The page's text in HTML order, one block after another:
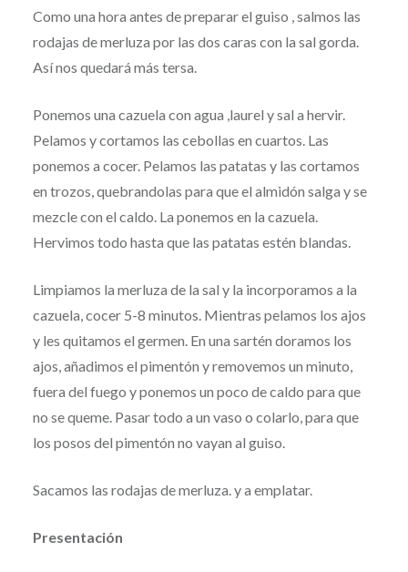
Como una hora antes de preparar el guiso , salmos las
rodajas de merluza por las dos caras con la sal gorda.
Así nos quedará más tersa.
Ponemos una cazuela con agua ,laurel y sal a hervir.
Pelamos y cortamos las cebollas en cuartos. Las
ponemos a cocer. Pelamos las patatas y las cortamos
en trozos, quebrandolas para que el almidón salga y se
mezcle con el caldo. La ponemos en la cazuela.
Hervimos todo hasta que las patatas estén blandas.
Limpiamos la merluza de la sal y la incorporamos a la
cazuela, cocer 5-8 minutos. Mientras pelamos los ajos
y les quitamos el germen. En una sartén doramos los
ajos, añadimos el pimentón y removemos un minuto,
fuera del fuego y ponemos un poco de caldo para que
no se queme. Pasar todo a un vaso o colarlo, para que
los posos del pimentón no vayan al guiso.
Sacamos las rodajas de merluza. y a emplatar.
Presentación